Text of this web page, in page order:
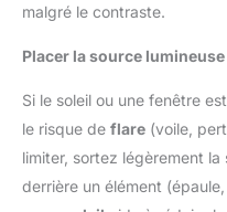
malgré le contraste.
Placer la source
Si le soleil ou une fenêtre
le risque de flare (voile,
limiter, sortez légèrement
derrière un élément